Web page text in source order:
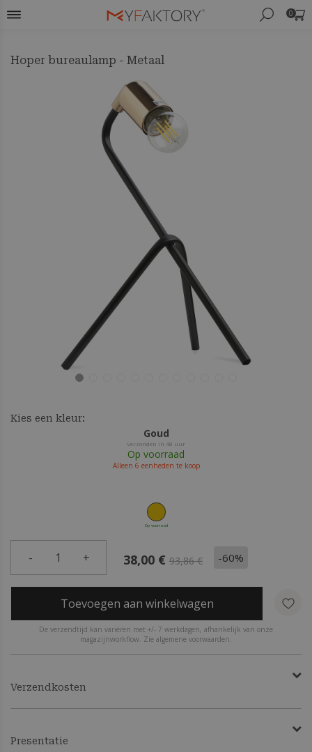
0
Hoper bureaulamp - Metaal
Kies een kleur:
Goud
Verzonden in 48 uur
Op voorraad
Alleen 6 eenheden te koop
Op voorraad
- 1 + 38,00 € 93,86 € -60%
Toevoegen aan winkelwagen
De verzendtijd kan variëren met +/- 7 werkdagen, afhankelijk van onze
magazijnworkflow. Zie algemene voorwaarden.
Verzendkosten
Presentatie